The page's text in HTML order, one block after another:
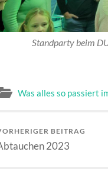
Standparty beim
Was alles so passiert
BEITRAG
2023